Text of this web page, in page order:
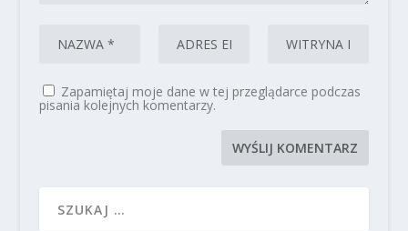
Zapamiętaj moje dane w tej przeglądarce podczas
pisania kolejnych komentarzy.